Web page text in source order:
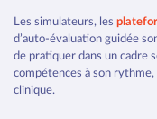
Les simulateurs, les
d’auto-évaluation guidée
de pratiquer dans un cadre
compétences à son
clinique.